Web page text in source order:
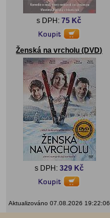
s DPH:75 Kč
Ženská na vrcholu (DVD)
s DPH: 329 Kč
Aktualizováno 07.08.2026 19:22:06